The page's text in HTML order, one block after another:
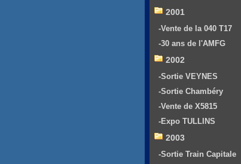
2001
-Vente de la 040 T17
-30 ans de l'AMFG
2002
-Sortie VEYNES
-Sortie Chambéry
-Vente de X5815
-Expo TULLINS
2003
-Sortie Train Capitale